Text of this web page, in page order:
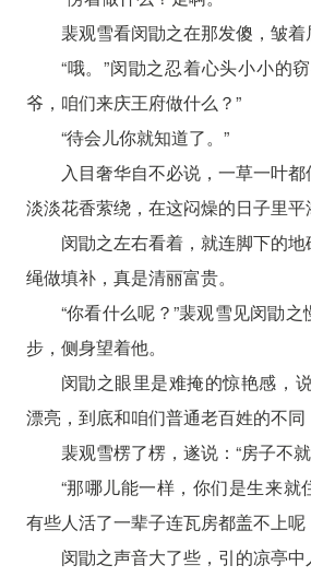
裴观雪看闵勖之在那发傻，皱着
“哦。”闵勖之忍着心头小小的
爷，咱们来庆王府做什么？”
“待会儿你就知道了。”
入目奢华自不必说，一草一叶都
淡淡花香萦绕，在这闷燥的日子里平
闵勖之左右看着，就连脚下的
绳做填补，真是清丽富贵。
“你看什么呢？”裴观雪见闵勖
步，侧身望着他。
闵勖之眼里是难掩的惊艳感，
漂亮，到底和咱们普通老百姓的不同
裴观雪楞了楞，遂说：“房子不
“那哪儿能一样，你们是生来就
有些人活了一辈子连瓦房都盖不上呢
闵勖之声音大了些，引的凉亭中